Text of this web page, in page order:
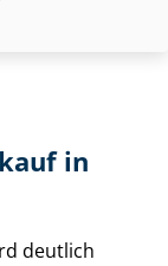
in
deutlich